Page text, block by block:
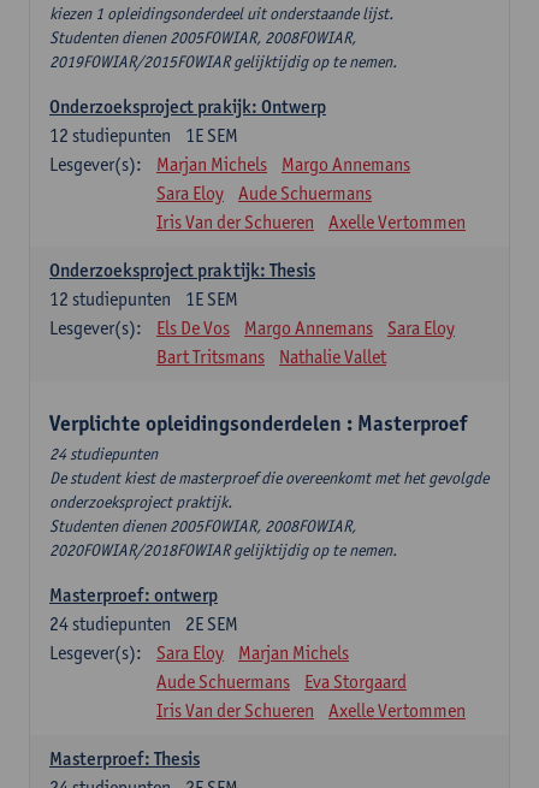
kiezen 1 opleidingsonderdeel uit onderstaande lijst.
Studenten dienen 2005FOWIAR, 2008FOWIAR,
2019FOWIAR/2015FOWIAR gelijktijdig op te nemen.
Onderzoeksproject prakijk: Ontwerp
1E SEM
12 studiepunten
Lesgever(s):
Marjan Michels
Margo Annemans
Sara Eloy
Aude Schuermans
Iris Van der Schueren
Axelle Vertommen
Onderzoeksproject praktijk: Thesis
1E SEM
12 studiepunten
Lesgever(s):
Els De Vos Margo Annemans
Sara Eloy
Bart Tritsmans
Nathalie Vallet
Verplichte opleidingsonderdelen : Masterproef
24 studiepunten
De student kiest de masterproef die overeenkomt met het gevolgde
onderzoeksproject praktijk.
Studenten dienen 2005FOWIAR, 2008FOWIAR,
2020FOWIAR/2018FOWIAR gelijktijdig op te nemen.
Masterproef: ontwerp
2E SEM
24studiepunten
Lesgever(s):
Sara Eloy
Marjan Michels
Aude Schuermans
Eva Storgaard
Iris Van der Schueren
Axelle Vertommen
Masterproef: Thesis